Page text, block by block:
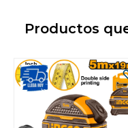
Productos